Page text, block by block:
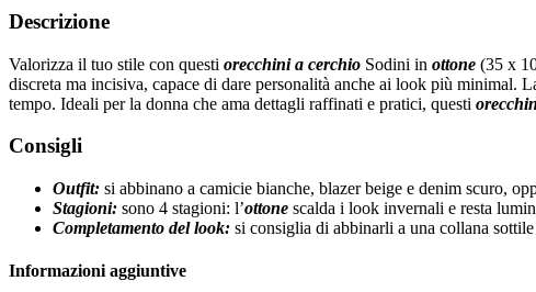
Descrizione
Valorizza il tuo stile con questi orecchini a cerchio Sodini in ottone (35 x
discreta ma incisiva, capace di dare personalità anche ai look più minimal.
tempo. Ideali per la donna che ama dettagli raffinati e pratici, questi
Consigli
Outfit: si abbinano a camicie bianche, blazer beige e denim scuro,
Stagioni: sono 4 stagioni: l’ottone scalda i look invernali e resta
Completamento del look: si consiglia di abbinarli a una collana
Informazioni aggiuntive